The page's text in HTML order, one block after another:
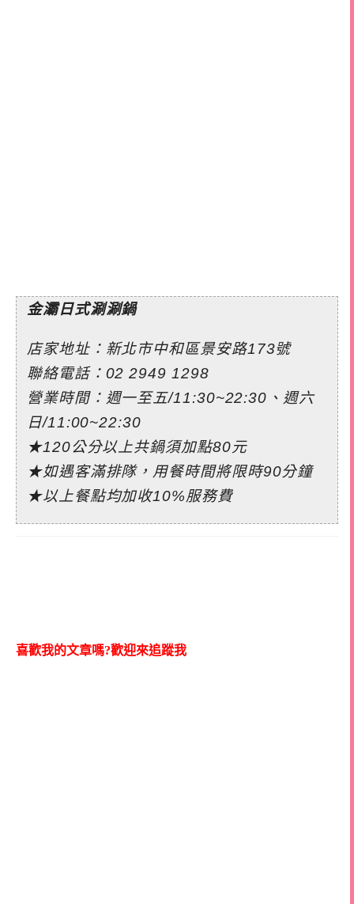
金灞日式涮涮鍋
店家地址：新北市中和區景安路173號
聯絡電話： 02 2949 1298
營業時間：週一至五/11:30~22:30、週六
日/11:00~22:30
★120公分以上共鍋須加點80元
★如遇客滿排隊，用餐時間將限時90分鐘
★以上餐點均加收10%服務費
喜歡我的文章嗎?歡迎來追蹤我